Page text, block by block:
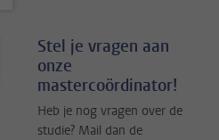
Stel je vragen aan
onze
mastercoördinator!
Heb je nog vragen over de
studie? Mail dan de